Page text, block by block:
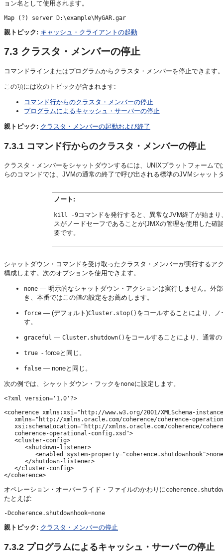
ョン名として使用されます。
Map (?) server D:\example\MyGAR.gar
親トピック: キャッシュ・クライアントの起動
7.3 クラスタ・メンバーの停止
コマンドラインまたはプログラムからクラスタ・メンバーを停止できます
この項には次のトピックが含まれます:
コマンド行からのクラスタ・メンバーの停止
プログラムによるキャッシュ・サーバーの停止
親トピック: クラスタ・メンバーの起動および終了
7.3.1 コマンド行からのクラスタ・メンバーの停止
クラスタ・メンバーをシャットダウンするには、UNIXプラットフォームで
らのコマンドでは、JVMの通常の終了で呼び出される標準のJVMシャット
ノート:
kill -9コマンドを発行すると、異常なJVM終了が始ま
スがノードセーフであることが(JMXの管理を使用した
要です。
シャットダウン・コマンドを受け取ったクラスタ・メンバーが実行する
構成します。次のオプションを使用できます。
none — 明示的なシャットダウン・アクションは実行しません。外
き、本番ではこの値の設定をお薦めします。
force — (デフォルト)Cluster.stop() をコールすることにより、
す。
graceful — Cluster.shutdown( ) をコールすることにより、通常
true - forceと同じ。
false — noneと同じ。
次の例では、シャットダウン・フックをnoneに設定します。
<?xml version='1.0'?>
<coherence xmlns:xsi="http://www.w3.org/2001/XMLSchema-
xmlns="http://xmlns.oracle.com/coherence/coherence-
xsi:schemaLocation="http://xmlns.oracle.com/coherence/
   coherence-operational-config.xsd">
   <cluster-config>
      <shutdown-listener>
<enabled system-
      </shutdown-listener>
   </cluster-config>
オペレーション・オーバーライド・ファイルのかわりに
たとえば:
-Dcoherence.shutdownhook=none
親トピック: クラスタ・メンバーの停止
7.3.2 プログラムによるキャッシュ・サーバーの停止